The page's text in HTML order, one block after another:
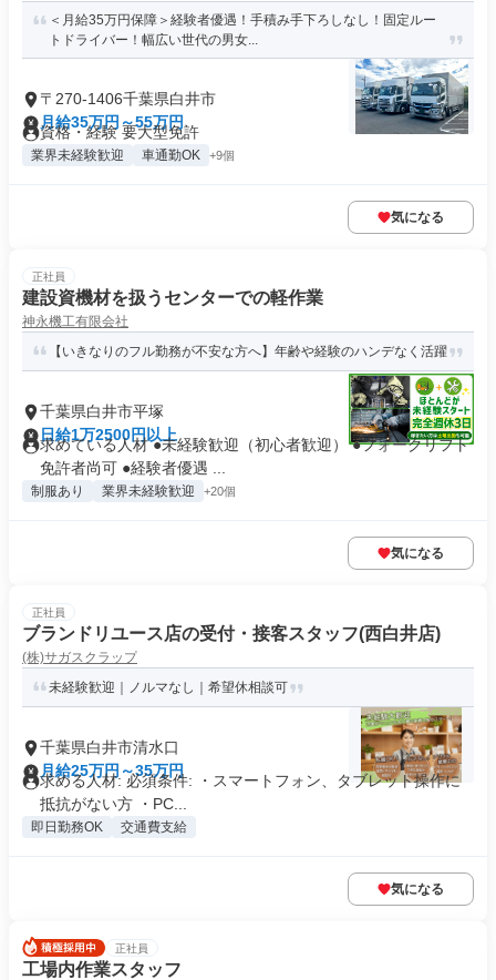
＜月給35万円保障＞経験者優遇！手積み手下ろしなし！固定ルー
トドライバー！幅広い世代の男女...
〒270-1406千葉県白井市
月給35万円～55万円
資格・経験 要大型免許
業界未経験歓迎 車通勤OK +9個
気になる
正社員
建設資機材を扱うセンターでの軽作業
神永機工有限会社
【いきなりのフル勤務が不安な方へ】年齢や経験のハンデなく活躍
千葉県白井市平塚
日給1万2500円以上
求めている人材 ●未経験歓迎（初心者歓迎） ●フォークリフト
免許者尚可 ●経験者優遇 ...
制服あり 業界未経験歓迎 +20個
気になる
正社員
ブランドリユース店の受付・接客スタッフ(西白井店)
(株)サガスクラップ
未経験歓迎｜ノルマなし｜希望休相談可
千葉県白井市清水口
月給25万円～35万円
求める人材: 必須条件: ・スマートフォン、タブレット操作に
抵抗がない方 ・PC...
即日勤務OK 交通費支給
気になる
正社員
工場内作業スタッフ